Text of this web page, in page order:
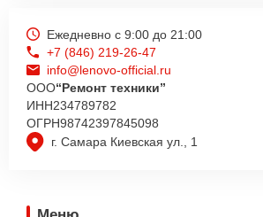
г. Самара Киевская ул., 1
Ежедневно с 9:00 до 21:00
+7 (846) 219-26-47
info@lenovo-official.ru
ООО“Ремонт техники”
ИНН234789782
ОГРН98742397845098